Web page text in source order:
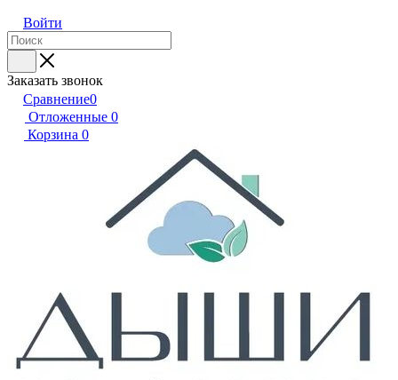
Войти
Заказать звонок
Сравнение0
Отложенные 0
Корзина 0